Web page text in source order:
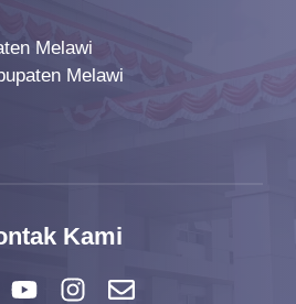
Melawi
Melawi
Kami